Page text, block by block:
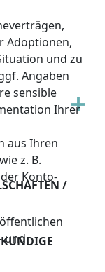
/
Adoptionen,
und zu
Angaben
sensible
Ihrer
aus Ihren
z. B.
Konto-
und